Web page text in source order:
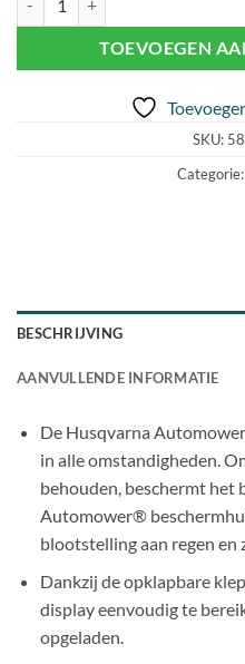
TOEVOEGEN
SKU:
Categorie:
BESCHRIJVING
AANVULLENDE INFORMATIE
De Husqvarna
in alle omstandigheden.
behouden, beschermt het
Automower®
blootstelling aan regen en
Dankzij de opklapbare
display eenvoudig te
opgeladen.